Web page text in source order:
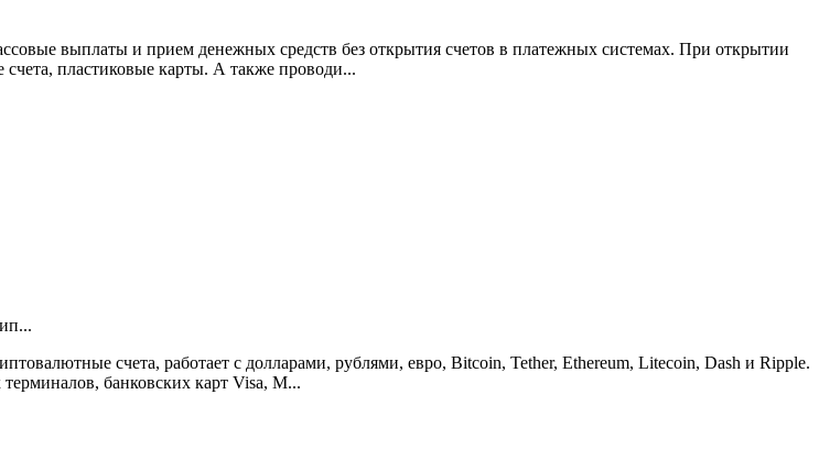
выплаты и прием денежных средств без открытия счетов в платежных системах. При открытии
счета, пластиковые карты. А также проводи...
счета, работает с долларами, рублями, евро, Bitcoin, Tether, Ethereum, Litecoin, Dash и Ripple.
банковских карт Visa, M...